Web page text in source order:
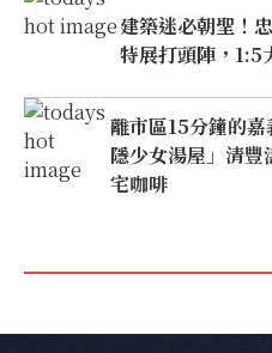
建築迷必朝聖！
特展打頭陣，1:5
離市區15分鐘的
隱少女湯屋」清
宅咖啡